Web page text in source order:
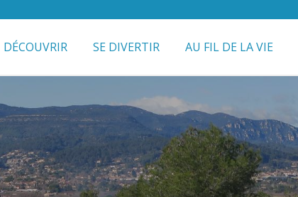
DÉCOUVRIR SE DIVERTIR AU FIL DE LA VIE